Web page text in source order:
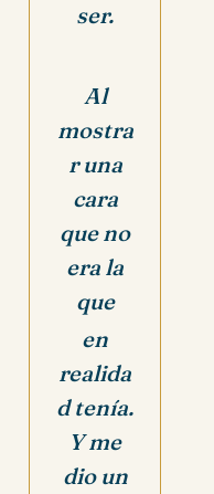
ser.
Al
mostra
r una
cara
que no
era la
que
en
realida
d tenía.
Y me
dio un